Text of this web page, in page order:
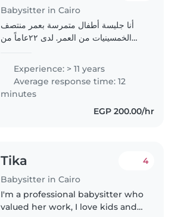
Babysitter in Cairo
أنا جليسة أطفال متمرسة بعمر منتصف
الخمسينيات من العمر. لدى ٢٢عاماً من
الأعمار، بما في ذلك الرضع والأطفال
الصغار والمتوسطين والكبار. أتمتع بصفات
المسؤولية..
Experience: > 11 years
Average response time: 12
minutes
EGP 200.00/hr
Tika
Babysitter in Cairo
4
I'm a professional babysitter who
valued her work, I love kids and